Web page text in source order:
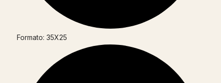
Formato: 35X25